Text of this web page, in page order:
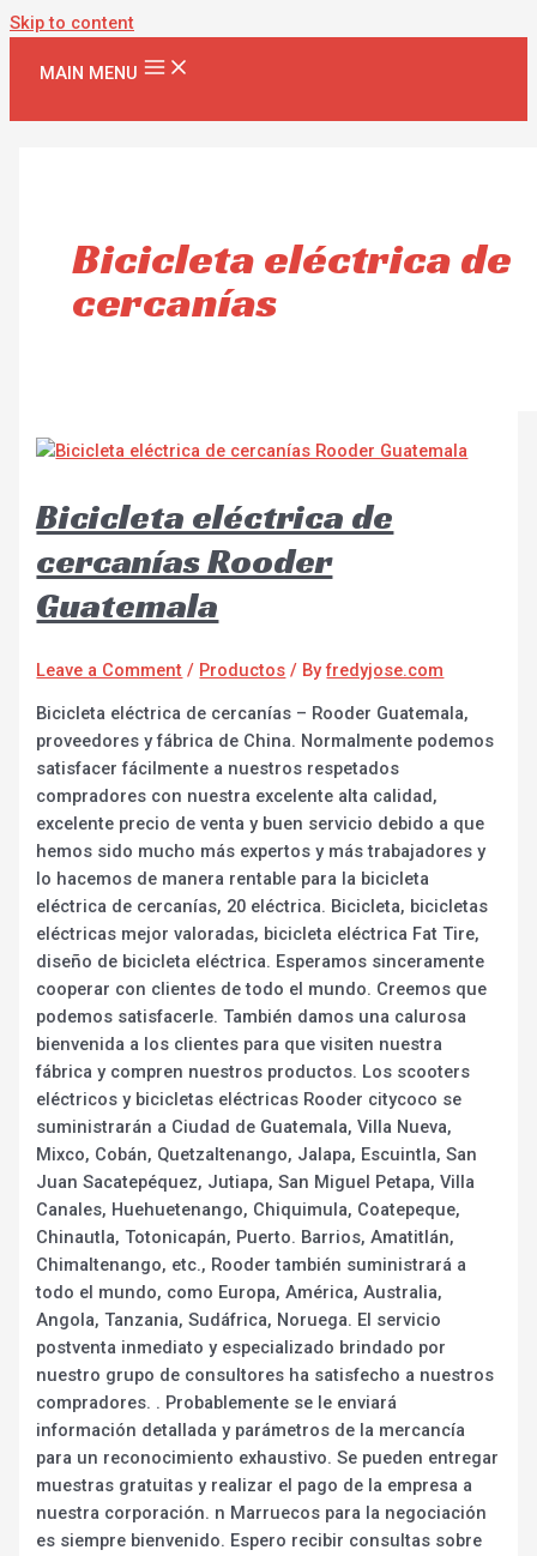
Skip to content
MAIN MENU
Bicicleta eléctrica de
cercanías
Bicicleta eléctrica de
cercanías Rooder
Guatemala
Leave a Comment / Productos / Byfredyjose.com
Bicicleta eléctrica de cercanías – Rooder Guatemala,
proveedores y fábrica de China. Normalmente podemos
satisfacer fácilmente a nuestros respetados
compradores con nuestra excelente alta calidad,
excelente precio de venta y buen servicio debido a que
hemos sido mucho más expertos y más trabajadores y
lo hacemos de manera rentable para la bicicleta
eléctrica de cercanías, 20 eléctrica. Bicicleta, bicicletas
eléctricas mejor valoradas, bicicleta eléctrica Fat Tire,
diseño de bicicleta eléctrica. Esperamos sinceramente
cooperar con clientes de todo el mundo. Creemos que
podemos satisfacerle. También damos una calurosa
bienvenida a los clientes para que visiten nuestra
fábrica y compren nuestros productos. Los scooters
eléctricos y bicicletas eléctricas Rooder citycoco se
suministrarán a Ciudad de Guatemala, Villa Nueva,
Mixco, Cobán, Quetzaltenango, Jalapa, Escuintla, San
Juan Sacatepéquez, Jutiapa, San Miguel Petapa, Villa
Canales, Huehuetenango, Chiquimula, Coatepeque,
Chinautla, Totonicapán, Puerto. Barrios, Amatitlán,
Chimaltenango, etc., Rooder también suministrará a
todo el mundo, como Europa, América, Australia,
Angola, Tanzania, Sudáfrica, Noruega. El servicio
postventa inmediato y especializado brindado por
nuestro grupo de consultores ha satisfecho a nuestros
compradores. . Probablemente se le enviará
información detallada y parámetros de la mercancía
para un reconocimiento exhaustivo. Se pueden entregar
muestras gratuitas y realizar el pago de la empresa a
nuestra corporación. n Marruecos para la negociación
es siempre bienvenido. Espero recibir consultas sobre